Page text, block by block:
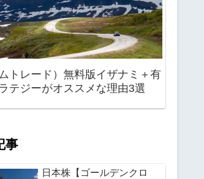
トレード）無料版イザナミ＋有
テジーがオススメな理由3選
事
日本株【ゴールデンクロ